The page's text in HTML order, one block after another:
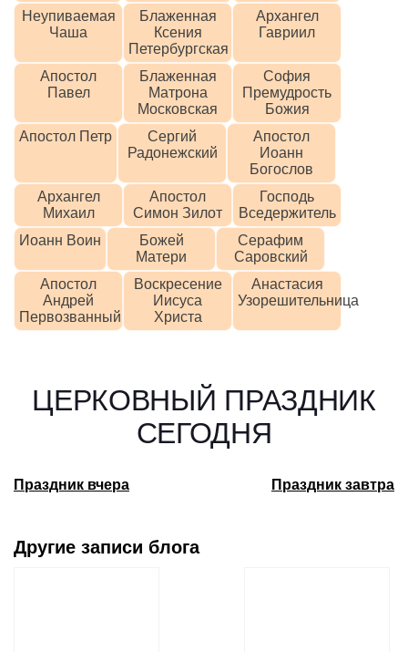
Неупиваемая
Чаша
Блаженная
Ксения
Петербургская
Архангел
Гавриил
Апостол
Павел
Блаженная
Матрона
Московская
София
Премудрость
Божия
Апостол Петр
Сергий
Радонежский
Апостол
Иоанн
Богослов
Архангел
Михаил
Апостол
Симон Зилот
Господь
Вседержитель
Иоанн Воин
Божей
Матери
Серафим
Саровский
Апостол
Андрей
Первозванный
Воскресение
Иисуса
Христа
Анастасия
Узорешительница
ЦЕРКОВНЫЙ ПРАЗДНИК
СЕГОДНЯ
Праздник вчера Праздник завтра
Другие записи блога